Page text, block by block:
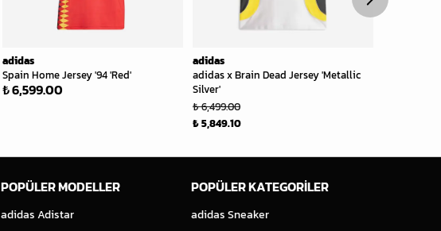
adidas
Spain Home Jersey '94 'Red'
₺ 6,599.00
adidas
adidas x Brain Dead Jersey 'Metallic
Silver'
₺ 6,499.00
₺ 5,849.10
POPÜLER MODELLER
adidas Adistar
POPÜLER KATEGORİLER
adidas Sneaker